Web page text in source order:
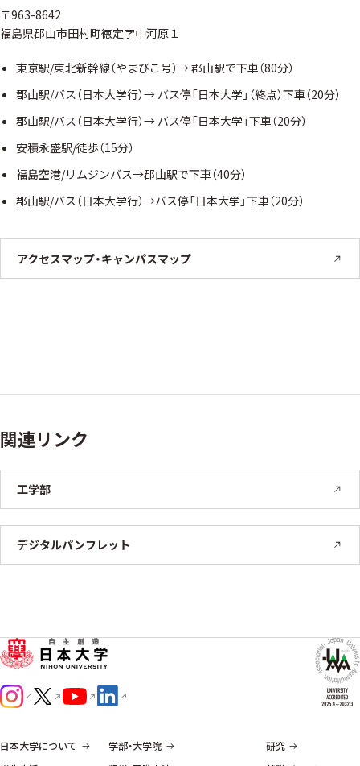
〒963-8642
福島県郡山市田村町徳定字中河原１
東京駅/東北新幹線（やまびこ号）→ 郡山駅で下車（80分）
郡山駅/バス（日本大学行）→ バス停「日本大学」（終点）下車（20分）
郡山駅/バス（日本大学行）→ バス停「日本大学」下車（20分）
安積永盛駅/徒歩（15分）
福島空港/リムジンバス→郡山駅で下車（40分）
郡山駅/バス（日本大学行）→バス停「日本大学」下車（20分）
アクセスマップ・キャンパスマップ
関連リンク
工学部
デジタルパンフレット
日本大学について 学部・大学院
研究